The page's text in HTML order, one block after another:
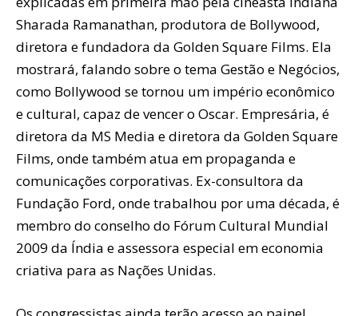
Sharada Ramanathan, produtora de Bollywood,
diretora e fundadora da Golden Square Films. Ela
mostrará, falando sobre o tema Gestão e Negócios,
como Bollywood se tornou um império econômico
e cultural, capaz de vencer o Oscar. Empresária, é
diretora da MS Media e diretora da Golden Square
Films, onde também atua em propaganda e
comunicações corporativas. Ex-consultora da
Fundação Ford, onde trabalhou por uma década, é
membro do conselho do Fórum Cultural Mundial
2009 da Índia e assessora especial em economia
criativa para as Nações Unidas.